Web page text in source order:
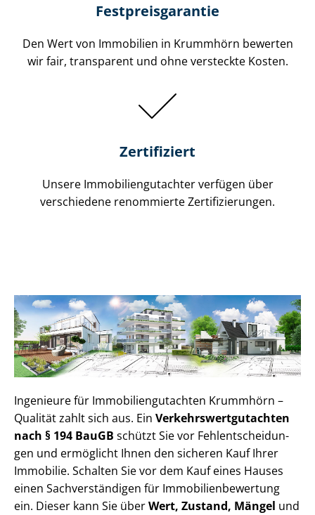
Festpreis​garantie
Den Wert von Immobilien in Krummhörn bewerten
wir fair, transparent und ohne versteckte Kosten.
Zertifiziert
Unsere Immobilien­gutachter verfügen über
verschiedene renommierte Zer­ti­fi­zie­run­gen.
Ingenieure für Im­mo­bi­li­en­gut­ach­ten Krummhörn –
Qualität zahlt sich aus. Ein Ver­kehrs­wert­gut­ach­ten
nach § 194 BauGB schützt Sie vor Fehl­ent­schei­dun­
gen und ermöglicht Ihnen den sicheren Kauf Ihrer
Immobilie. Schalten Sie vor dem Kauf eines Hauses
einen Sach­ver­stän­di­gen für Im­mo­bi­li­en­be­wer­tung
ein. Dieser kann Sie überWert, Zustand, Mängel und